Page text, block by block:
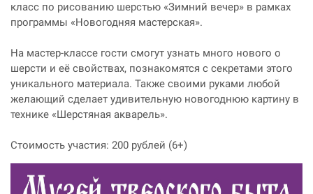
класс по рисованию шерстью «Зимний вечер» в рамках
программы «Новогодняя мастерская».
На мастер-классе гости смогут узнать много нового о
шерсти и её свойствах, познакомятся с секретами этого
уникального материала. Также своими руками любой
желающий сделает удивительную новогоднюю картину в
технике «Шерстяная акварель».
Стоимость участия: 200 рублей (6+)